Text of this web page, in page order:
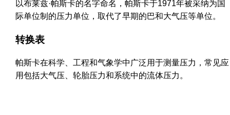
以布莱兹·帕斯卡的名字命名，帕斯卡于1971年被采纳为国
际单位制的压力单位，取代了早期的巴和大气压等单位。
转换表
帕斯卡在科学、工程和气象学中广泛用于测量压力，常见应
用包括大气压、轮胎压力和系统中的流体压力。